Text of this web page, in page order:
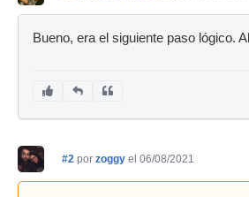
Bueno, era el siguiente paso lógico.
#2 por zoggy el 06/08/2021